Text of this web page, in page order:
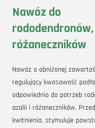
Nawóz do
różaneczników
Nawóz o obniżonej
regulujący kwasowość
odpowiednio do potrzeb
azalii i różaneczników.
kwitnienia, stymuluje